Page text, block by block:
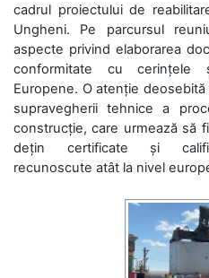
cadrul proiectului de
Ungheni. Pe parcursul
aspecte privind elaborarea
conformitate cu cerințele
Europene. O atenție
supravegherii tehnice a
construcție, care urmează să
dețin certificate și
recunoscute atât la nivel